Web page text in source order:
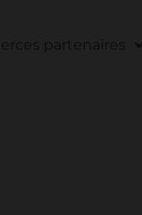
partenaires